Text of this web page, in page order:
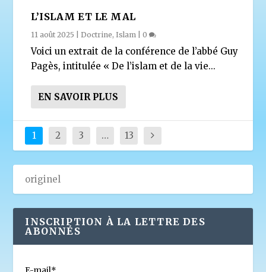
L’ISLAM ET LE MAL
11 août 2025 Doctrine,Islam |0
Voici un extrait de la conférence de l’abbé Guy
Pagès, intitulée « De l’islam et de la vie...
EN SAVOIR PLUS
1 2 3 … 13
INSCRIPTION À LA LETTRE DES
ABONNÉS